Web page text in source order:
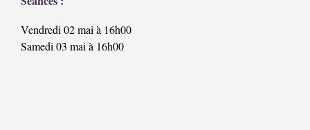
Vendredi 02 mai à 16h00
Samedi 03 mai à 16h00